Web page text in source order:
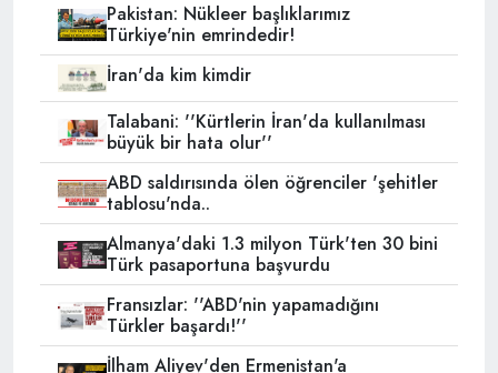
Pakistan: Nükleer başlıklarımız
Türkiye'nin emrindedir!
İran'da kim kimdir
Talabani: ''Kürtlerin İran'da kullanılması
büyük bir hata olur''
ABD saldırısında ölen öğrenciler 'şehitler
tablosu'nda..
Almanya'daki 1.3 milyon Türk'ten 30 bini
Türk pasaportuna başvurdu
Fransızlar: ''ABD'nin yapamadığını
Türkler başardı!''
İlham Aliyev'den Ermenistan'a